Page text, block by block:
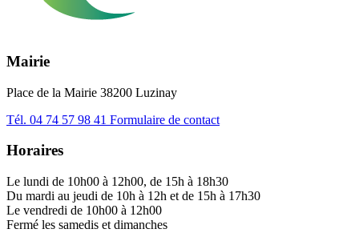
Mairie
Place de la Mairie 38200 Luzinay
Tél. 04 74 57 98 41 Formulaire de contact
Horaires
Le lundi de 10h00 à 12h00, de 15h à 18h30
Du mardi au jeudi de 10h à 12h et de 15h à 17h30
Le vendredi de 10h00 à 12h00
Fermé les samedis et dimanches